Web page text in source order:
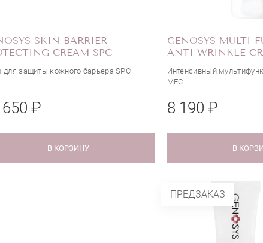
SKIN BARRIER
CREAM SPC
для защиты кожного барьера SPC
650 ₽
В КОРЗИНУ
GENOSYS MULTI
ANTI-WRINKLE
Интенсивный
MFC
8 190 ₽
В
ПРЕДЗАКАЗ